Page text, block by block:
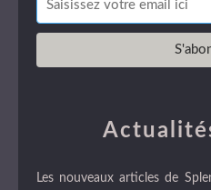
Les nouveaux articles de